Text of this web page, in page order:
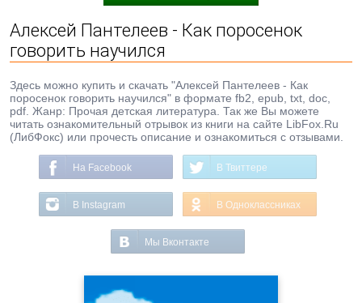
Алексей Пантелеев - Как поросенок
говорить научился
Здесь можно купить и скачать "Алексей Пантелеев - Как
поросенок говорить научился" в формате fb2, epub, txt, doc,
pdf. Жанр: Прочая детская литература. Так же Вы можете
читать ознакомительный отрывок из книги на сайте LibFox.Ru
(ЛибФокс) или прочесть описание и ознакомиться с отзывами.
На Facebook В Твиттере
В Instagram В Одноклассниках
Мы Вконтакте